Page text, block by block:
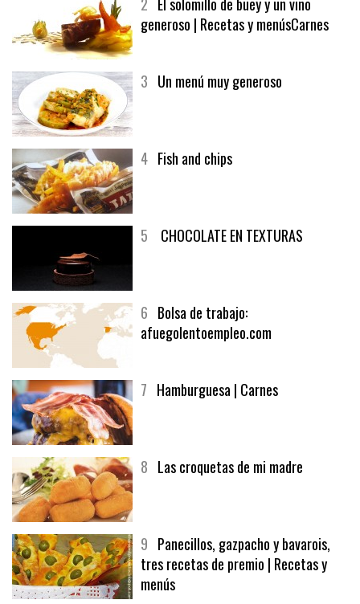
generoso | Recetas y menúsCarnes
3 Un menú muy generoso
4 Fish and chips
5 CHOCOLATE EN TEXTURAS
6 Bolsa de trabajo:
afuegolentoempleo.com
7 Hamburguesa | Carnes
8 Las croquetas de mi madre
9 Panecillos, gazpacho y bavarois,
tres recetas de premio | Recetas y
menús